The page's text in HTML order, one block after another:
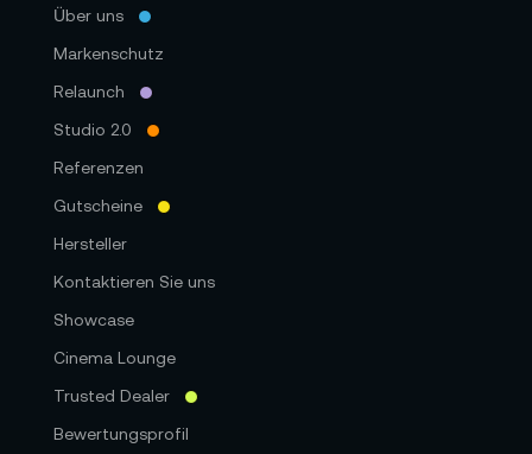
Über uns
Markenschutz
Relaunch
Studio 2.0
Referenzen
Gutscheine
Hersteller
Kontaktieren Sie uns
Showcase
Cinema Lounge
Trusted Dealer
Bewertungsprofil